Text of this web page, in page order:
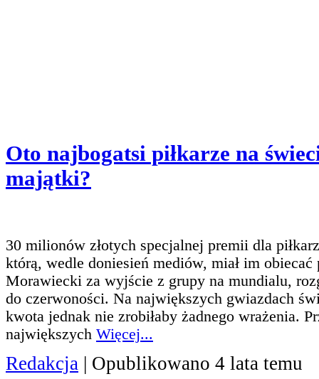
Oto najbogatsi piłkarze na
majątki?
30 milionów złotych specjalnej premii dla
którą, wedle doniesień mediów, miał im obiecać
Morawiecki za wyjście z grupy na mundialu,
do czerwoności. Na największych gwiazdach
kwota jednak nie zrobiłaby żadnego wrażenia.
największych Więcej...
Redakcja | Opublikowano 4 lata temu